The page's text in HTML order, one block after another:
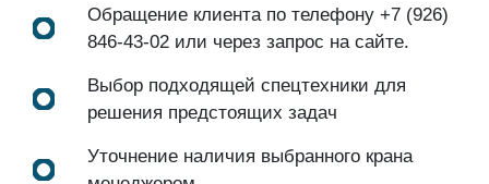
Обращение клиента по телефону +7 (926)
846-43-02 или через запрос на сайте.
Выбор подходящей спецтехники для
решения предстоящих задач
Уточнение наличия выбранного крана